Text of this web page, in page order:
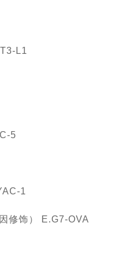
L1
5
1
修饰） E.G7-OVA